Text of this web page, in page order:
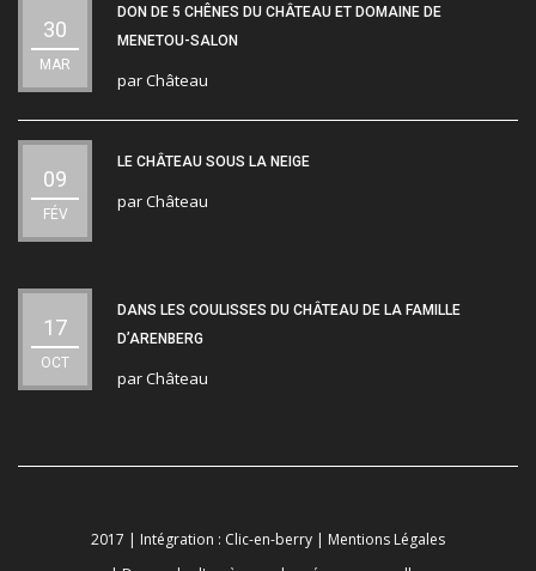
30
MAR
DON DE 5 CHÊNES DU CHÂTEAU ET DOMAINE DE
MENETOU-SALON
parChâteau
09
FÉV
LE CHÂTEAU SOUS LA NEIGE
parChâteau
17
OCT
DANS LES COULISSES DU CHÂTEAU DE LA FAMILLE
D’ARENBERG
parChâteau
2017 | Intégration : Clic-en-berry | Mentions Légales